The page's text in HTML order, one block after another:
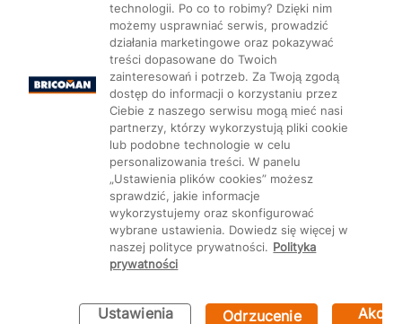
Mapa Strony: Kategorie Produkty Marki CMS
Ustawienia plików cookie
technologii. Po co to robimy? Dzięki nim
możemy usprawniać serwis, prowadzić
działania marketingowe oraz pokazywać
treści dopasowane do Twoich
zainteresowań i potrzeb. Za Twoją zgodą
dostęp do informacji o korzystaniu przez
Ciebie z naszego serwisu mogą mieć nasi
partnerzy, którzy wykorzystują pliki cookie
lub podobne technologie w celu
personalizowania treści. W panelu
„Ustawienia plików cookies” możesz
sprawdzić, jakie informacje
wykorzystujemy oraz skonfigurować
wybrane ustawienia. Dowiedz się więcej w
naszej polityce prywatności. Polityka
prywatności
Ustawienia
Odrzucenie